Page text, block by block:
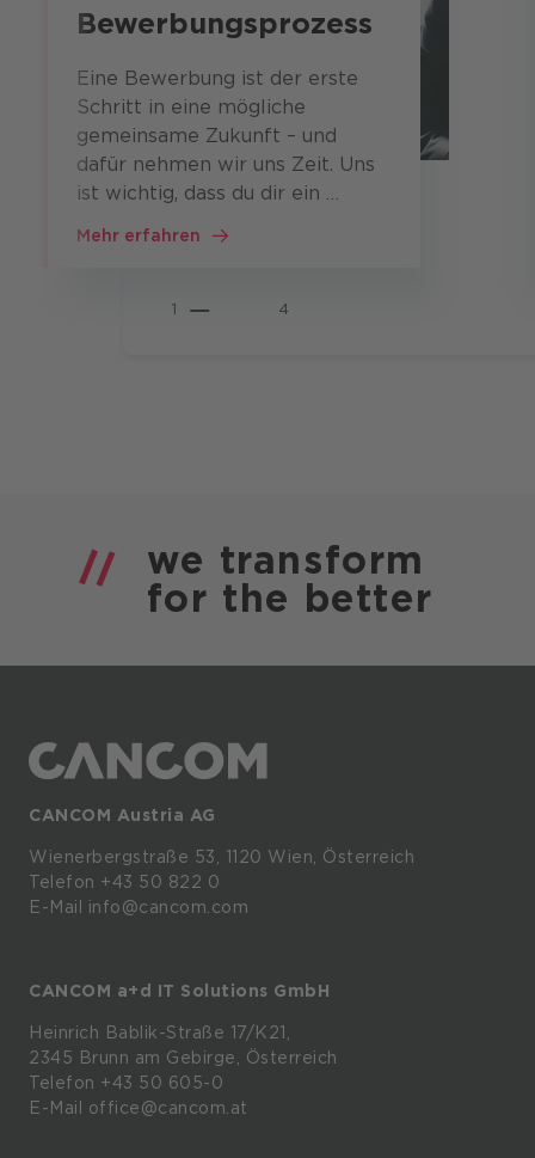
Bewerbungsprozess
Eine Bewerbung ist der erste
Schritt in eine mögliche
gemeinsame Zukunft – und
dafür nehmen wir uns Zeit. Uns
ist wichtig, dass du dir ein …
Mehr erfahren
1 4
we transform
for the better
CANCOM Austria AG
Wienerbergstraße 53, 1120 Wien, Österreich
Telefon +43 50 822 0
E-Mail info@cancom.com
CANCOM a+d IT Solutions GmbH
Heinrich Bablik-Straße 17/K21,
2345 Brunn am Gebirge, Österreich
Telefon +43 50 605-0
E-Mail office@cancom.at